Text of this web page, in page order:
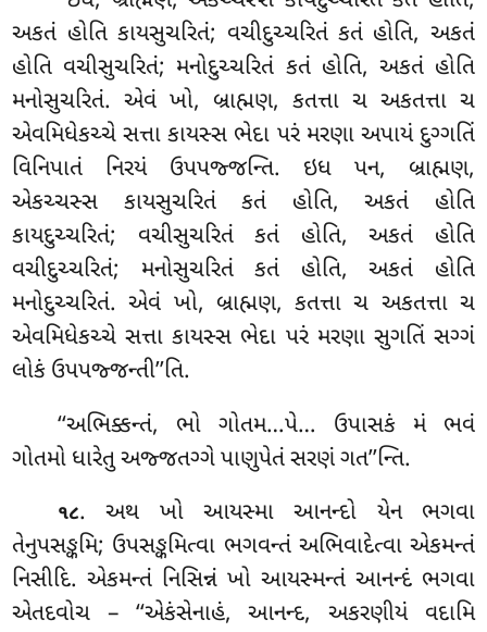
અકતં હોતિ કાયસુચરિતં; વચીદુચ્ચરિતં કતં હોતિ, અકતં
હોતિ વચીસુચરિતં; મનોદુચ્ચરિતં કતં હોતિ, અકતં હોતિ
મનોસુચરિતં. એવં ખો, બ્રાહ્મણ, કતત્તા ચ અકતત્તા ચ
એવમિધેકચ્ચે સત્તા કાયસ્સ ભેદા પરં મરણા અપાયં દુગ્ગતિં
વિનિપાતં નિરયં ઉપપજ્જન્તિ. ઇધ પન, બ્રાહ્મણ,
એકચ્ચસ્સ કાયસુચરિતં કતં હોતિ, અકતં હોતિ
કાયદુચ્ચરિતં; વચીસુચરિતં કતં હોતિ, અકતં હોતિ
વચીદુચ્ચરિતં; મનોસુચરિતં કતં હોતિ, અકતં હોતિ
મનોદુચ્ચરિતં. એવં ખો, બ્રાહ્મણ, કતત્તા ચ અકતત્તા ચ
એવમિધેકચ્ચે સત્તા કાયસ્સ ભેદા પરં મરણા સુગતિં સગ્ગં
લોકં ઉપપજ્જન્તી’’તિ.
‘‘અભિક્કન્તં, ભો ગોતમ…પે… ઉપાસકં મં ભવં
ગોતમો ધારેતુ અજ્જતગ્ગે પાણુપેતં સરણં ગત’’ન્તિ.
૧૮. અથ ખો આયસ્મા આનન્દો યેન ભગવા
તેનુપસઙ્કમિ; ઉપસઙ્કમિત્વા ભગવન્તં અભિવાદેત્વા એકમન્તં
નિસીદિ. એકમન્તં નિસિન્નં ખો આયસ્મન્તં આનન્દં ભગવા
એતદવોચ – ‘‘એકંસેનાહં, આનન્દ, અકરણીયં વદામિ